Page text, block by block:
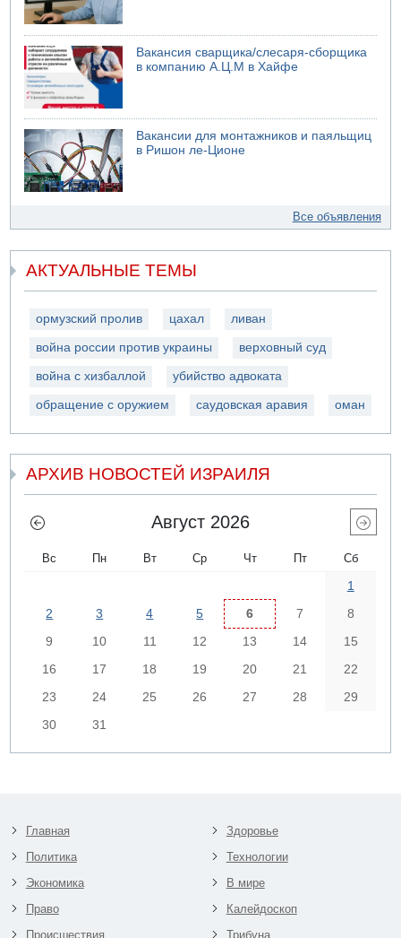
Вакансия сварщика/слесаря-сборщика
в компанию А.Ц.М в Хайфе
Вакансии для монтажников и паяльщиц
в Ришон ле-Ционе
Все объявления
АКТУАЛЬНЫЕ ТЕМЫ
ормузский пролив цахал ливан
война россии против украины верховный суд
война с хизбаллой убийство адвоката
обращение с оружием саудовская аравия оман
АРХИВ НОВОСТЕЙ ИЗРАИЛЯ
Август 2026
Вс Пн Вт Ср Чт Пт Сб
1
2
3 4 5 6 7
8
9
10 11 12 13 14
15
16
17 18 19 20 21
22
23
24 25 26 27 28
29
30
31
Главная
Политика
Экономика
Право
Происшествия
Здоровье
Технологии
В мире
Калейдоскоп
Трибуна